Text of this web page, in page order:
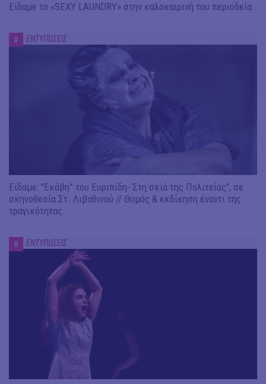
Είδαμε το «SEXY LAUNDRY» στην καλοκαιρινή του περιοδεία
# ΕΝΤΥΠΩΣΕΙΣ
Είδαμε: "Εκάβη” του Ευριπίδη- Στη σκιά της Πολιτείας", σε
σκηνοθεσία Στ. Λιβαθινού // Θυμός & εκδίκηση έναντι της
τραγικότητας
# ΕΝΤΥΠΩΣΕΙΣ